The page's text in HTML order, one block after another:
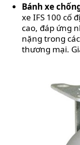
Bánh xe
xe IFS 100 cố
cao, đáp ứng
nặng trong
thương mại.